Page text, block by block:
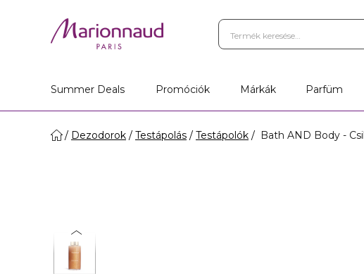
Summer Deals
Promóciók Márkák Parfüm
Dezodorok Testápolás Testápolók Bath AND Body -